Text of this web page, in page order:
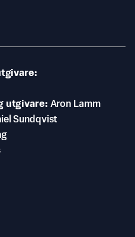
utgivare Aron Lamm
Sundqvist